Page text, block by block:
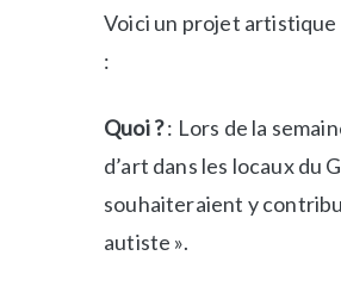
b
l
a
n
i
q
é
A
Voici un projet artistique
:
Quoi ?: Lors de la
d’art dans les locaux du
souhaiteraient y
autiste ».